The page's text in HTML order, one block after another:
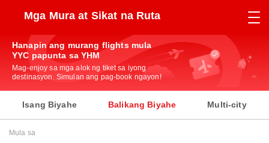
Mga Mura at Sikat na Ruta
Hanapin ang murang flights mula
YYC papunta sa YHM
Mag-enjoy sa mga alok ng tiket sa iyong
destinasyon. Simulan ang pag-book ngayon!
Isang Biyahe Balikang Biyahe Multi-city
Mula sa